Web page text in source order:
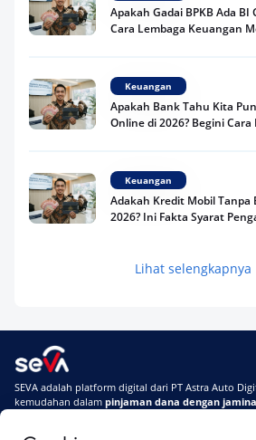
Apakah Gadai BPKB Ada BI
Cara Lembaga Keuangan
Keuangan
Apakah Bank Tahu Kita
Online di 2026? Begini
Keuangan
Adakah Kredit Mobil Tanpa
2026? Ini Fakta Syarat
Keuangan
Terpercaya
Telat Bayar Pinjol 2 Hari,
Masuk BI Checking? Simak
Lihat selengkapnya
SEVA adalah platform digital dari PT Astra Auto
kemudahan dalam pinjaman dana dengan